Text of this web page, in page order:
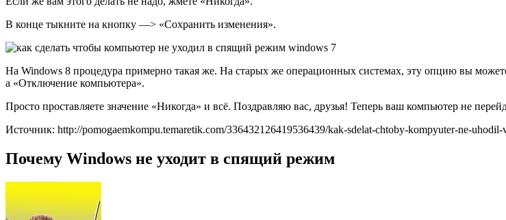
В конце тыкните на кнопку —> «Сохранить изменения».
На Windows 8 процедура примерно такая же. На старых же операционных системах, эту опцию вы
а «Отключение компьютера».
Просто проставляете значение «Никогда» и всё. Поздравляю вас, друзья! Теперь ваш компьютер не
Источник: http://pomogaemkompu.temaretik.com/336432126419536439/kak-sdelat-chtoby-kompyuter-ne-uhodil-
Почему Windows не уходит в спящий режим